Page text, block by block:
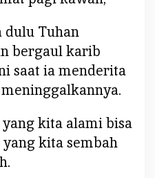
Tuhan
bergaul karib
saat ia menderita
kita alami bisa
kita sembah